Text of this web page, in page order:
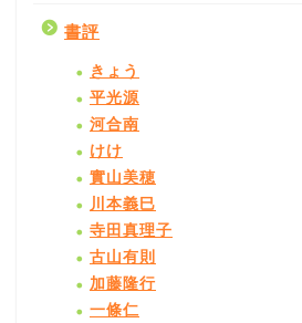
書評
きょう
平光源
河合南
けけ
實山美穂
川本義巳
寺田真理子
古山有則
加藤隆行
一條仁